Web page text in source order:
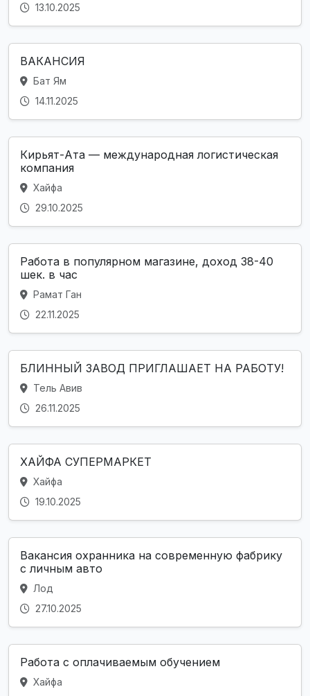
13.10.2025
ВАКАНСИЯ
Бат Ям
14.11.2025
Кирьят-Ата — международная логистическая
компания
Хайфа
29.10.2025
Работа в популярном магазине, доход 38-40
шек. в час
Рамат Ган
22.11.2025
БЛИННЫЙ ЗАВОД ПРИГЛАШАЕТ НА РАБОТУ!
Тель Авив
26.11.2025
ХАЙФА СУПЕРМАРКЕТ
Хайфа
19.10.2025
Вакансия охранника на современную фабрику
с личным авто
Лод
27.10.2025
Работа с оплачиваемым обучением
Хайфа